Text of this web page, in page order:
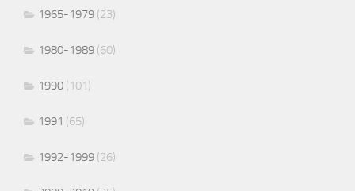
1965-1979 (23)
1980-1989 (60)
1990 (101)
1991 (65)
1992-1999 (26)